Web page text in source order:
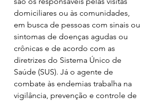
domiciliares ou às comunidades,
em busca de pessoas com sinais ou
sintomas de doenças agudas ou
crônicas e de acordo com as
diretrizes do Sistema Único de
Saúde (SUS). Já o agente de
combate às endemias trabalha na
vigilância, prevenção e controle de